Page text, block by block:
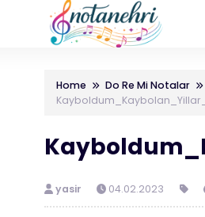
Home Do Re Mi Notalar
yasir 04.02.2023